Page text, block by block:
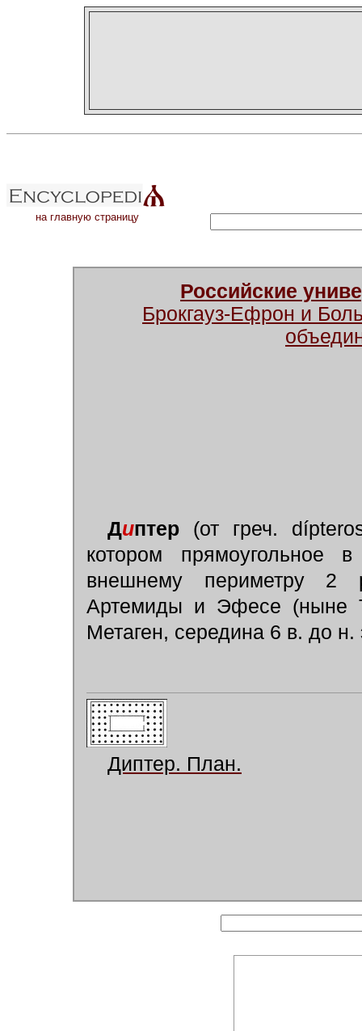
на главную страницу
Российские
Брокгауз-Ефрон и
Диптер (от греч. dí
котором прямоугольное
внешнему периметру 2
Артемиды и Эфесе (ныне
Метаген, середина 6 в. до н.
Диптер. План.